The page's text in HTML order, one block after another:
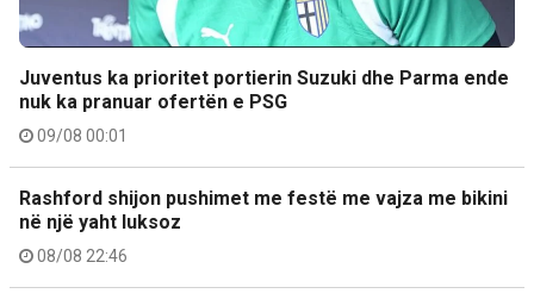
Juventus ka prioritet portierin Suzuki dhe Parma ende
nuk ka pranuar ofertën e PSG
09/08 00:01
Rashford shijon pushimet me festë me vajza me bikini
në një yaht luksoz
08/08 22:46